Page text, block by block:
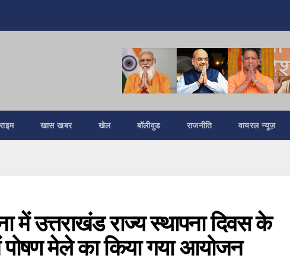
खास खबर खेल बॉलीवुड राजनीति वायरल न्यूज़
में उत्तराखंड राज्य स्थापना दिवस के
पोषण मेले का किया गया आयोजन